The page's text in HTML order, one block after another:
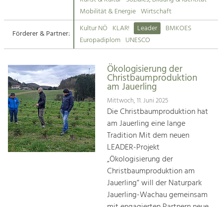
Suche
Impressum
Kontakt
Tourismus
Angebotsentwicklung und
Kunst & Kultur
Handwerk, Wissenschaft und Forschung.
Soziales, Bildung &
Identität
Gleichberechtigung, Jugend und
Integration
Mobilität & Energie
Klimawandel, öffentlicher Verkehr und
Mobilität & Energie Wirtschaft
Förderer & Partner:
Kultur NÖ KLAR! Leader
BMKOES
Europadiplom UNESCO
Ökologisierung der
Christbaumproduktion
am Jauerling
Mittwoch, 11. Juni 2025
Die Christbaumproduktion hat
am Jauerling eine lange
Tradition Mit dem neuen
LEADER-Projekt
„Ökologisierung der
Christbaumproduktion am
Jauerling“ will der Naturpark
Jauerling-Wachau gemeinsam